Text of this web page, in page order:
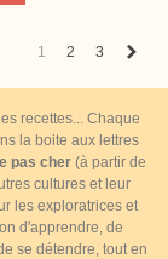
1 2 3
recettes... Chaque
la boite aux lettres
pas cher (à partir de
cultures et leur
les exploratrices et
d'apprendre, de
se détendre, tout en